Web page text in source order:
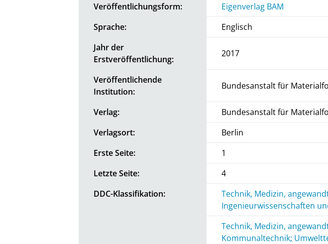
Veröffentlichungsform:
Eigenverlag BAM
Sprache:
Englisch
Jahr der
Erstveröffentlichung:
2017
Veröffentlichende
Institution:
Bundesanstalt für
Verlag:
Bundesanstalt für
Verlagsort:
Berlin
Erste Seite:
1
Letzte Seite:
4
DDC-Klassifikation:
Technik, Medizin,
Ingenieurwissenschaften
Technik, Medizin,
Kommunaltechnik;